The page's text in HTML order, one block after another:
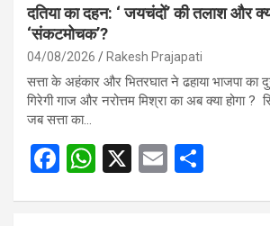
दतिया का दहन: ‘ जयचंदों’ की तलाश और
‘संकटमोचक’?
04/08/2026 Rakesh Prajapati
सत्ता के अहंकार और भितरघात ने ढहाया भाजपा का
गिरेगी गाज और नरोत्तम मिश्रा का अब क्या होगा ?
जब सत्ता का…
F
W X
E